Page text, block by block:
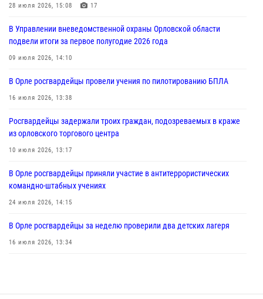
совершении противоправных действий
04 августа 2026, 14:21
04 августа 2026, 14:06
предоставлении госуслуг
03 августа 2026, 14:30
28 июля 2026, 15:08 17
В Управлении вневедомственной охраны Орловской области
подвели итоги за первое полугодие 2026 года
09 июля 2026, 14:10
В Орле росгвардейцы провели учения по пилотированию БПЛА
16 июля 2026, 13:38
Росгвардейцы задержали троих граждан, подозреваемых в краже
из орловского торгового центра
10 июля 2026, 13:17
В Орле росгвардейцы приняли участие в антитеррористических
командно-штабных учениях
24 июля 2026, 14:15
В Орле росгвардейцы за неделю проверили два детских лагеря
16 июля 2026, 13:34
13 июля 2026, 14:29